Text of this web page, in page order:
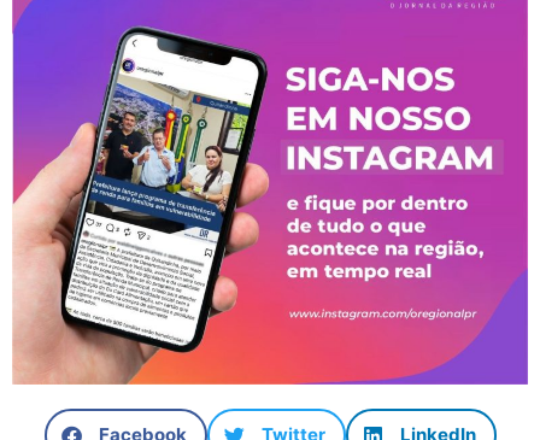
Facebook Twitter LinkedIn